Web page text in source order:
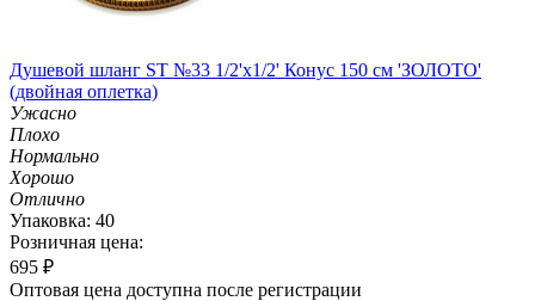
Душевой шланг ST №33 1/2'х1/2' Конус 150 см 'ЗОЛОТО'
(двойная оплетка)
Ужасно
Плохо
Нормально
Хорошо
Отлично
Упаковка: 40
Розничная цена:
695 ₽
Оптовая цена доступна после регистрации